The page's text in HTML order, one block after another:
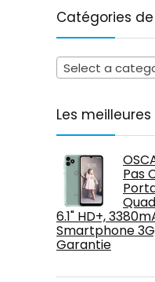
Catégories
Select a
Les
Pas
6.1" HD+,
Smartphone
Garantie